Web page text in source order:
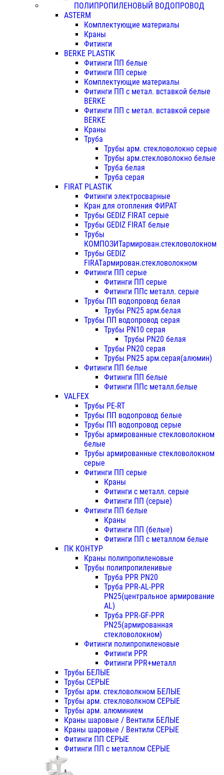
ПОЛИПРОПИЛЕНОВЫЙ ВОДОПРОВОД
ASTERM
Комплектующие материалы
Краны
Фитинги
BERKE PLASTIK
Фитинги ПП белые
Фитинги ПП серые
Комплектующие материалы
Фитинги ПП с метал. вставкой белые
BERKE
Фитинги ПП с метал. вставкой серые
BERKE
Краны
Труба
Трубы арм. стекловолокно серые
Трубы арм.стекловолокно белые
Труба белая
Труба серая
FIRAT PLASTIK
Фитинги электросварные
Кран для отопления ФИРАТ
Трубы GEDIZ FIRAT серые
Трубы GEDIZ FIRAT белые
Трубы
КОМПОЗИТармирован.стекловолокном
Трубы GEDIZ
FIRATармирован.стекловолокном
Фитинги ПП серые
Фитинги ПП серые
Фитинги ППс металл. серые
Трубы ПП водопровод белая
Трубы PN25 арм.белая
Трубы ПП водопровод серая
Трубы PN10 серая
Трубы PN20 белая
Трубы PN20 серая
Трубы PN25 арм.серая(алюмин)
Фитинги ПП белые
Фитинги ПП белые
Фитинги ППс металл.белые
VALFEX
Трубы PE-RT
Трубы ПП водопровод белые
Трубы ПП водопровод серые
Трубы армированные стекловолокном
белые
Трубы армированные стекловолокном
серые
Фитинги ПП серые
Краны
Фитинги с металл. серые
Фитинги ПП (серые)
Фитинги ПП белые
Краны
Фитинги ПП (белые)
Фитинги ПП с металлом белые
ПК КОНТУР
Краны полипропиленовые
Трубы полипропиленивые
Труба PPR PN20
Труба PPR-AL-PPR
PN25(центральное армирование
AL)
Труба PPR-GF-PPR
PN25(армированная
стекловолокном)
Фитинги полипропиленовые
Фитинги PPR
Фитинги PPR+металл
Трубы БЕЛЫЕ
Трубы СЕРЫЕ
Трубы арм. стекловолкном БЕЛЫЕ
Трубы арм. стекловолкном СЕРЫЕ
Трубы арм. алюминием
Краны шаровые / Вентили БЕЛЫЕ
Краны шаровые / Вентили СЕРЫЕ
Фитинги ПП СЕРЫЕ
Фитинги ПП с металлом СЕРЫЕ